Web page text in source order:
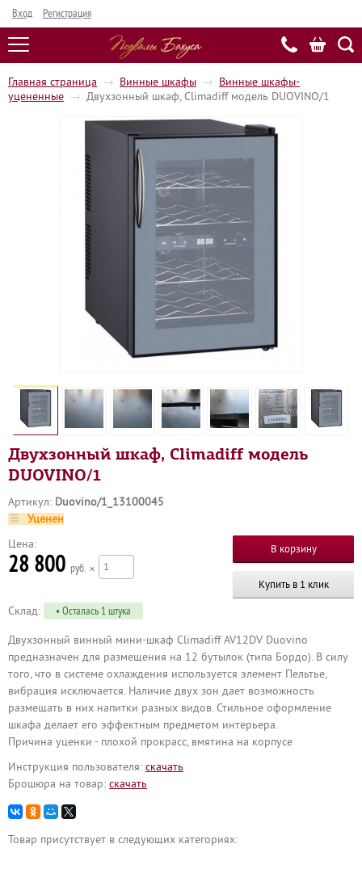
Вход Регистрация
Главная страница → Винные шкафы → Винные шкафы-
уцененные → Двухзонный шкаф, Climadiff модель DUOVINO/1
Двухзонный шкаф, Climadiff модель
DUOVINO/1
Артикул: Duovino/1_13100045
Уценен
Цена:
28 800 р
×
Купить в 1 клик
Склад: • Осталась 1 штука
Двухзонный винный мини-шкаф Climadiff AV12DV Duovino
предназначен для размещения на 12 бутылок (типа Бордо). В силу
того, что в системе охлаждения используется элемент Пельтье,
вибрация исключается. Наличие двух зон дает возможность
размещать в них напитки разных видов. Стильное оформление
шкафа делает его эффектным предметом интерьера.
Причина уценки - плохой прокрасс, вмятина на корпусе
Инструкция пользователя: cкачать
Брошюра на товар: cкачать
Товар присутствует в следующих категориях: